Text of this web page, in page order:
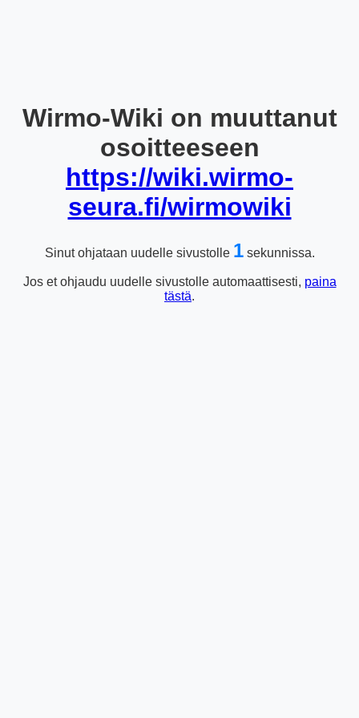
Wirmo-Wiki on muuttanut
osoitteeseen
https://wiki.wirmo-
seura.fi/wirmowiki
Sinut ohjataan uudelle sivustolle 1sekunnissa.
Jos et ohjaudu uudelle sivustolle automaattisesti, paina
tästä.